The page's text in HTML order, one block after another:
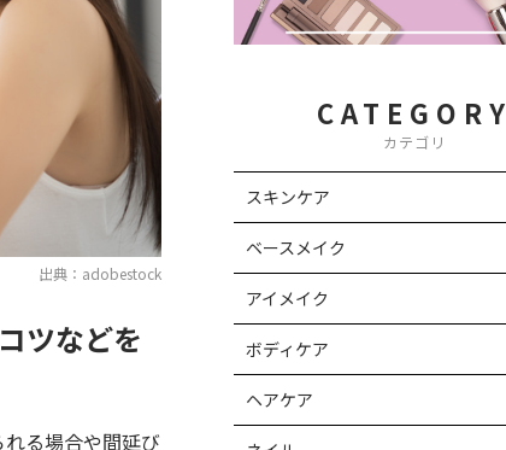
出典：adobestock
ツなどを
る場合や間延び
CATEGORY
カテゴリ
スキンケア
ベースメイク
アイメイク
ボディケア
ヘアケア